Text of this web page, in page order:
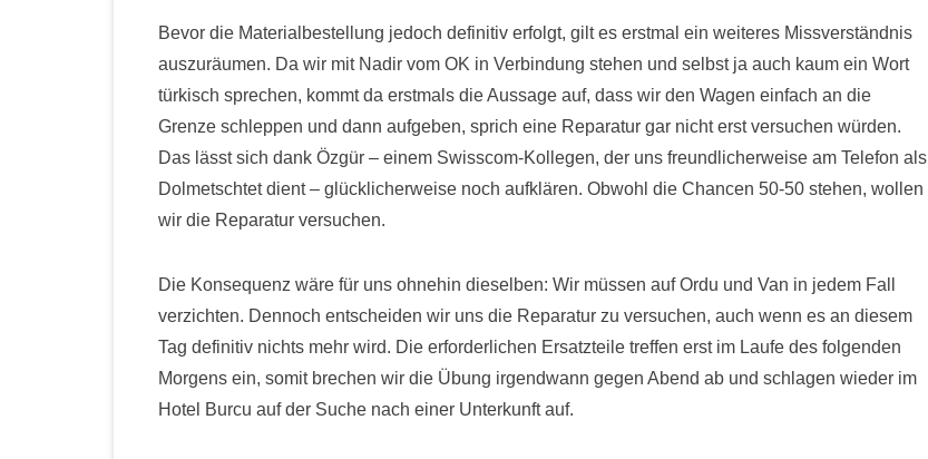
Bevor die Materialbestellung jedoch definitiv erfolgt, gilt es erstmal ein weiteres Missverständnis
auszuräumen. Da wir mit Nadir vom OK in Verbindung stehen und selbst ja auch kaum ein Wort
türkisch sprechen, kommt da erstmals die Aussage auf, dass wir den Wagen einfach an die
Grenze schleppen und dann aufgeben, sprich eine Reparatur gar nicht erst versuchen würden.
Das lässt sich dank Özgür – einem Swisscom-Kollegen, der uns freundlicherweise am Telefon als
Dolmetschtet dient – glücklicherweise noch aufklären. Obwohl die Chancen 50-50 stehen, wollen
wir die Reparatur versuchen.
Die Konsequenz wäre für uns ohnehin dieselben: Wir müssen auf Ordu und Van in jedem Fall
verzichten. Dennoch entscheiden wir uns die Reparatur zu versuchen, auch wenn es an diesem
Tag definitiv nichts mehr wird. Die erforderlichen Ersatzteile treffen erst im Laufe des folgenden
Morgens ein, somit brechen wir die Übung irgendwann gegen Abend ab und schlagen wieder im
Hotel Burcu auf der Suche nach einer Unterkunft auf.